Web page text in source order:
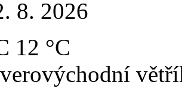
8. 2026
12 °C